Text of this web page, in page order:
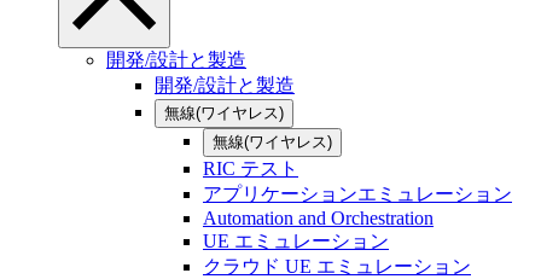
開発/設計と製造
開発/設計と製造
無線(ワイヤレス)
無線(ワイヤレス)
RIC テスト
アプリケーションエミュレーション
Automation and Orchestration
UE エミュレーション
クラウド UE エミュレーション